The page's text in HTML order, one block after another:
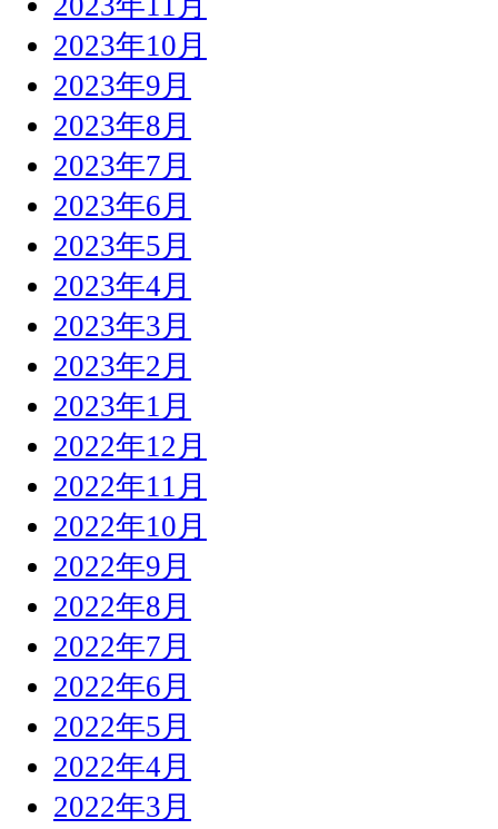
2023年10月
2023年9月
2023年8月
2023年7月
2023年6月
2023年5月
2023年4月
2023年3月
2023年2月
2023年1月
2022年12月
2022年11月
2022年10月
2022年9月
2022年8月
2022年7月
2022年6月
2022年5月
2022年4月
2022年3月